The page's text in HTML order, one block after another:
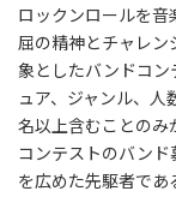
ロックンロールを音
屈の精神とチャレ
象としたバンドコン
ュア、ジャンル、人
名以上含むことのみ
コンテストのバン
を広めた先駆者であ